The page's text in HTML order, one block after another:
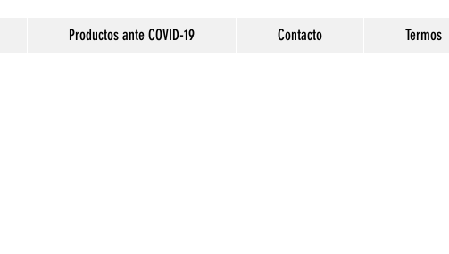
Productos ante COVID-19 Contacto Termos